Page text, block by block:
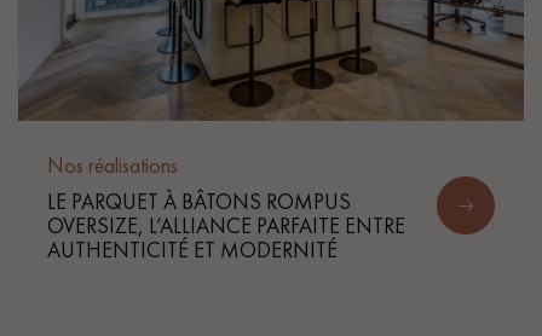
Nos réalisations
LE PARQUET À BÂTONS ROMPUS
OVERSIZE, L’ALLIANCE PARFAITE ENTRE
AUTHENTICITÉ ET MODERNITÉ